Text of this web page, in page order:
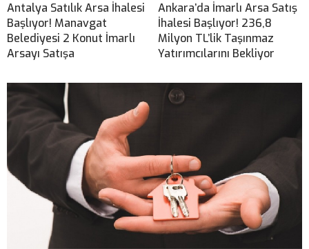
Antalya Satılık Arsa İhalesi
Başlıyor! Manavgat
Belediyesi 2 Konut İmarlı
Arsayı Satışa
Ankara’da İmarlı Arsa Satış
İhalesi Başlıyor! 236,8
Milyon TL’lik Taşınmaz
Yatırımcılarını Bekliyor